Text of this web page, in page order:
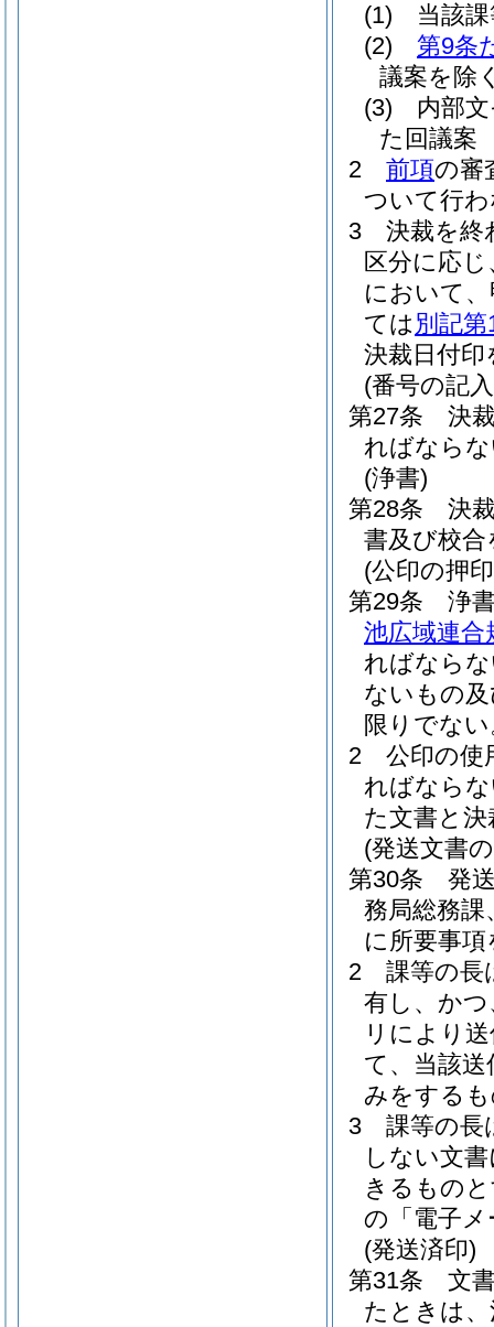
(1)
当該
(2)
第9条
議案を除
(3)
内部
た回議案
2
前項の審
ついて行
3
決裁を終
区分に応
において
ては 別記
決裁日付
(番号の記
第27条
決
ればなら
(浄書)
第28条
決
書及び校
(公印の押
第29条
浄
池広域連合
ればなら
ないもの
限りでな
2
公印の使
ればなら
た文書と
(発送文書
第30条
発
務局総務課
に所要事
2
課等の長
有し、か
リにより
て、当該
みをする
3
課等の長
しない文
きるもの
の「電子
(発送済印)
第31条
文
たときは